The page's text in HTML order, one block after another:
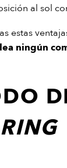
al sol
estas
ningún